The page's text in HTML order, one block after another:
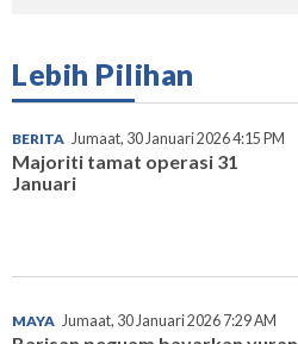
Lebih Pilihan
BERITA Jumaat, 30 Januari 2026 4:15 PM
Majoriti tamat operasi 31
Januari
MAYA Jumaat, 30 Januari 2026 7:29 AM